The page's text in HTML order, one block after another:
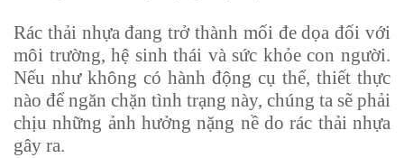
Rác thải nhựa đang trở thành mối đe dọa đối với
môi trường, hệ sinh thái và sức khỏe con người.
Nếu như không có hành động cụ thể, thiết thực
nào để ngăn chặn tình trạng này, chúng ta sẽ phải
chịu những ảnh hưởng nặng nề do rác thải nhựa
gây ra.